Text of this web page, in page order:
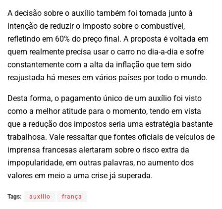
A decisão sobre o auxílio também foi tomada junto à
intenção de reduzir o imposto sobre o combustível,
refletindo em 60% do preço final. A proposta é voltada em
quem realmente precisa usar o carro no dia-a-dia e sofre
constantemente com a alta da inflação que tem sido
reajustada há meses em vários países por todo o mundo.
Desta forma, o pagamento único de um auxílio foi visto
como a melhor atitude para o momento, tendo em vista
que a redução dos impostos seria uma estratégia bastante
trabalhosa. Vale ressaltar que fontes oficiais de veículos de
imprensa francesas alertaram sobre o risco extra da
impopularidade, em outras palavras, no aumento dos
valores em meio a uma crise já superada.
Tags: auxilio frança